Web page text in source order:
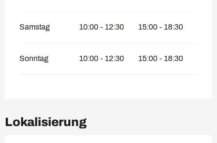
Samstag 10:00 - 12:30 15:00 - 18:30
Sonntag 10:00 - 12:30 15:00 - 18:30
Lokalisierung